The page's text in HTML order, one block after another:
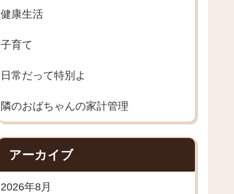
健康生活
子育て
日常だって特別よ
隣のおばちゃんの家計管理
アーカイブ
2026年8月